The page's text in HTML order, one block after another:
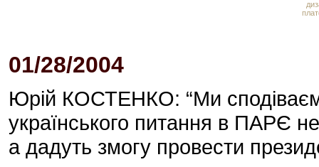
01/28/2004
Юрій КОСТЕНКО: “Ми
українського питання в ПАРЄ
а дадуть змогу провести